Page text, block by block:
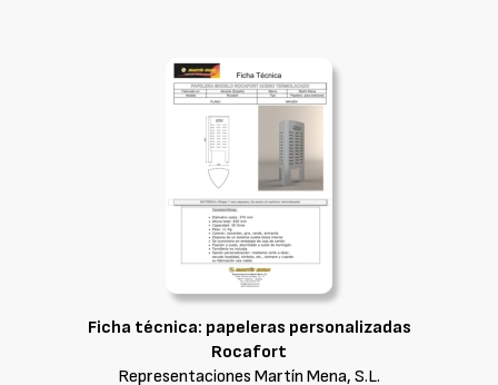
Ficha técnica: papeleras personalizadas
Rocafort
Representaciones Martín Mena, S.L.